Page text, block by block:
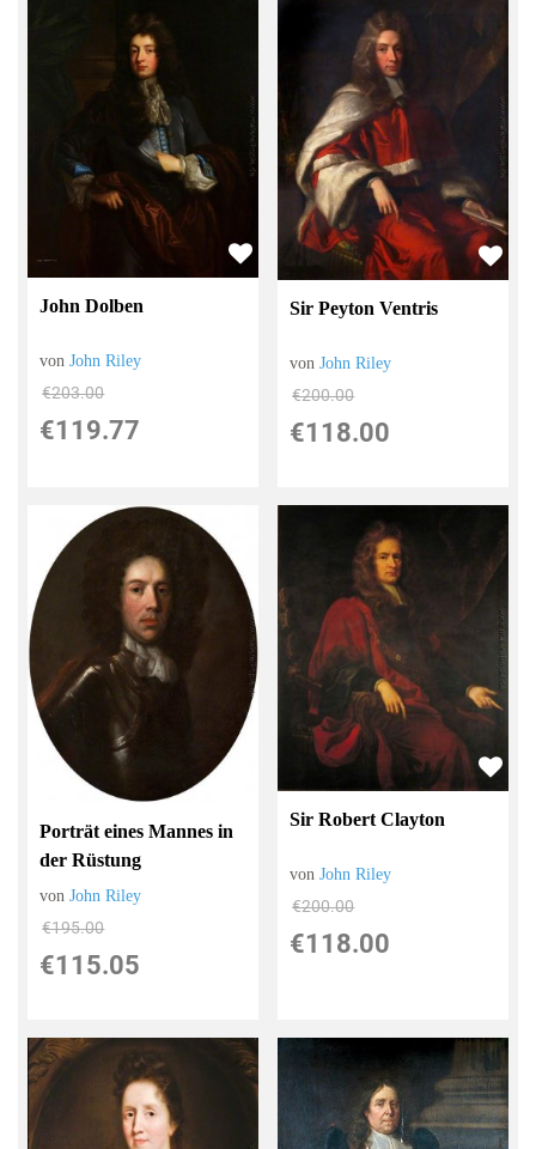
John Dolben
vonJohn Riley
€203.00
€119.77
Sir Peyton Ventris
vonJohn Riley
€200.00
€118.00
Porträt eines Mannes in
der Rüstung
vonJohn Riley
€195.00
€115.05
Sir Robert Clayton
vonJohn Riley
€200.00
€118.00